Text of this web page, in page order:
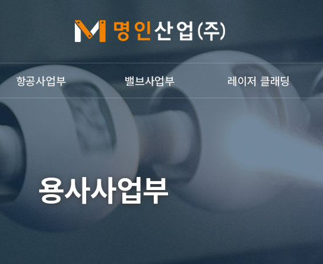
항공사업부
정소개
- Tig Welding
- 형광침투검사
비소개
공사업부갤러리
밸브사업부
밸브사업부
레이저 클래딩
용사사업부